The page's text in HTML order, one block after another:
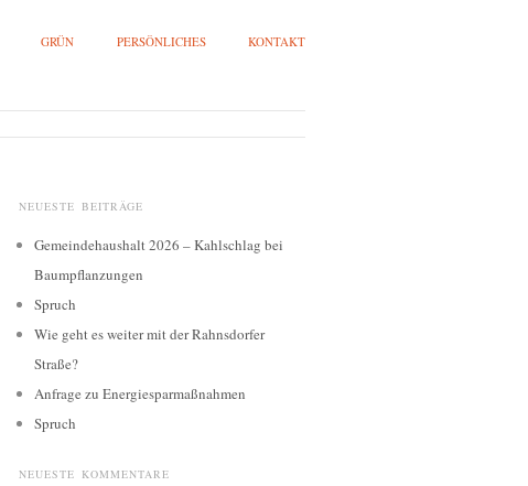
GRÜN PERSÖNLICHES KONTAKT
NEUESTE BEITRÄGE
Gemeindehaushalt 2026 – Kahlschlag bei
Baumpflanzungen
Spruch
Wie geht es weiter mit der Rahnsdorfer
Straße?
Anfrage zu Energiesparmaßnahmen
Spruch
NEUESTE KOMMENTARE